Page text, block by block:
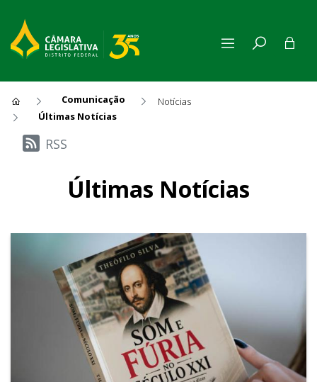
Comunicação
Notícias
Últimas Notícias
Últimas Notícias
RSS
Últimas Notícias